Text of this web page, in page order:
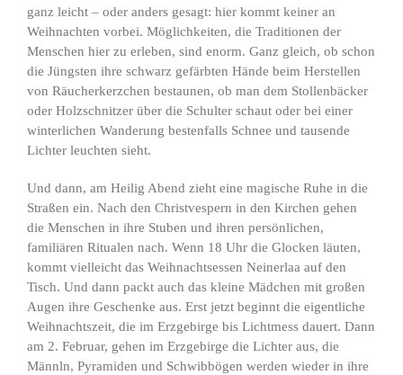
ganz leicht – oder anders gesagt: hier kommt keiner an
Weihnachten vorbei. Möglichkeiten, die Traditionen der
Menschen hier zu erleben, sind enorm. Ganz gleich, ob schon
die Jüngsten ihre schwarz gefärbten Hände beim Herstellen
von Räucherkerzchen bestaunen, ob man dem Stollenbäcker
oder Holzschnitzer über die Schulter schaut oder bei einer
winterlichen Wanderung bestenfalls Schnee und tausende
Lichter leuchten sieht.
Und dann, am Heilig Abend zieht eine magische Ruhe in die
Straßen ein. Nach den Christvespern in den Kirchen gehen
die Menschen in ihre Stuben und ihren persönlichen,
familiären Ritualen nach. Wenn 18 Uhr die Glocken läuten,
kommt vielleicht das Weihnachtsessen Neinerlaa auf den
Tisch. Und dann packt auch das kleine Mädchen mit großen
Augen ihre Geschenke aus. Erst jetzt beginnt die eigentliche
Weihnachtszeit, die im Erzgebirge bis Lichtmess dauert. Dann
am 2. Februar, gehen im Erzgebirge die Lichter aus, die
Männln, Pyramiden und Schwibbögen werden wieder in ihre